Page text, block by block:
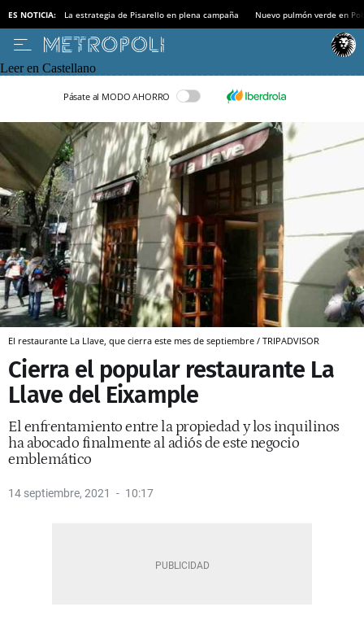
ES NOTICIA: La estrategia de Pisarello en plena campaña Nuevo pulmón verde en
Leer en Castellano
Pásate al MODO AHORRO
El restaurante La Llave, que cierra este mes de septiembre / TRIPADVISOR
Cierra el popular restaurante La
Llave del Eixample
El enfrentamiento entre la propiedad y los inquilinos
ha abocado finalmente al adiós de este negocio
emblemático
14 septiembre, 2021 10:17